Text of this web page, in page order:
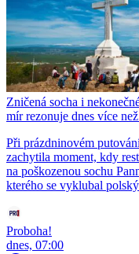
Zničená socha i
mír rezonuje dnes více
Při prázdninovém
zachytila moment, kdy
na poškozenou sochu
kterého se vyklubal
Proboha!
dnes, 07:00